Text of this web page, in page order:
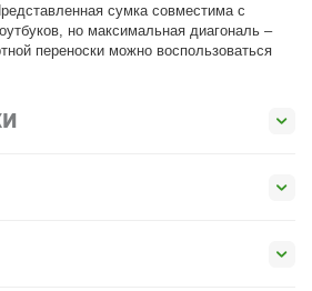
сумка совместима с
но максимальная диагональ –
переноски можно воспользоваться